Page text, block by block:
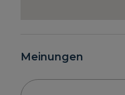
Meinungen